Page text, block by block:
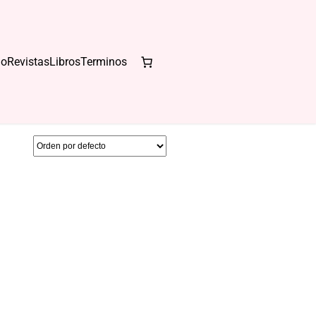
RevistasLibrosTerminos